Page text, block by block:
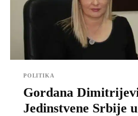
POLITIKA
Gordana
Jedinstvene Srbije